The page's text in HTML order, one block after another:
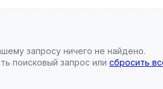
запросу ничего не найдено.
поисковый запрос или сбросить